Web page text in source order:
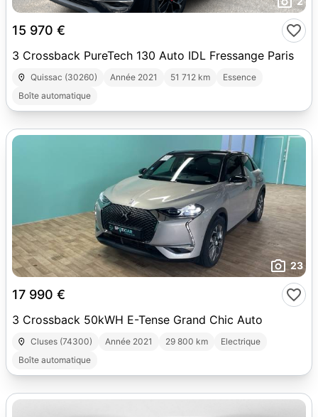
15 970 €
3 Crossback PureTech 130 Auto IDL Fressange Paris
Quissac (30260) Année 2021 51 712 km
Essence
Boîte automatique
23
17 990 €
3 Crossback 50kWH E-Tense Grand Chic Auto
Cluses (74300) Année 2021 29 800 km
Electrique
Boîte automatique